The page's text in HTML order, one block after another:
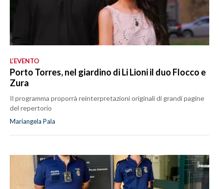
L’EVENTO
Porto Torres, nel giardino di Li Lioni il duo Flocco e
Zura
Il programma proporrà reinterpretazioni originali di grandi pagine
del repertorio
Mariangela Pala